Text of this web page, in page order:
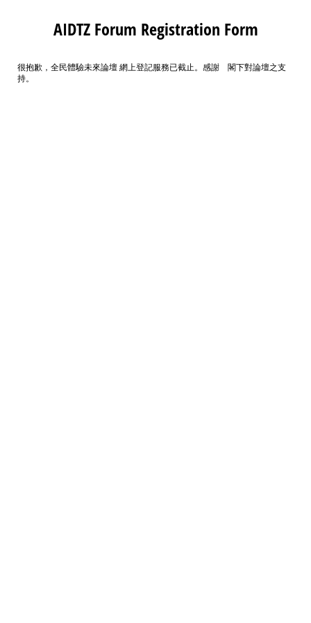
AIDTZ Forum Registration Form
很抱歉，全民體驗未來論壇 網上登記服務已截止。感謝 閣下對論壇之支
持。